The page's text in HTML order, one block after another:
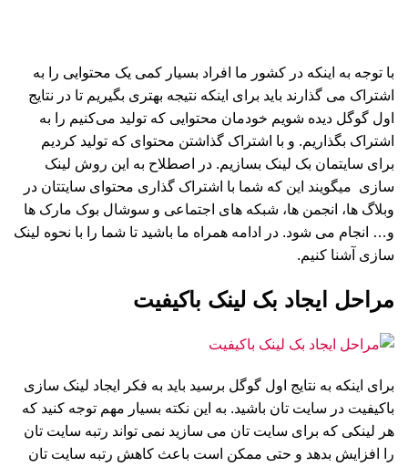
با توجه به اینکه در کشور ما افراد بسیار کمی یک محتوایی را به
اشتراک می گذارند باید برای اینکه نتیجه بهتری بگیریم تا در نتایج
اول گوگل دیده شویم خودمان محتوایی که تولید می‌کنیم را به
اشتراک بگذاریم. و با اشتراک گذاشتن محتوای که تولید کردیم
برای سایتمان بک لینک بسازیم. در اصطلاح به این روش لینک
سازی میگویند این که شما با اشتراک گذاری محتوای سایتتان در
وبلاگ ها، انجمن ها، شبکه های اجتماعی و سوشال بوک مارک ها
و… انجام می شود. در ادامه همراه ما باشید تا شما را با نحوه لینک
سازی آشنا کنیم.
مراحل ایجاد بک لینک باکیفیت
برای اینکه به نتایج اول گوگل برسید باید به فکر ایجاد لینک سازی
باکیفیت در سایت تان باشید. به این نکته بسیار مهم توجه کنید که
هر لینکی که برای سایت تان می سازید نمی تواند رتبه سایت تان
را افزایش بدهد و حتی ممکن است باعث کاهش رتبه سایت تان